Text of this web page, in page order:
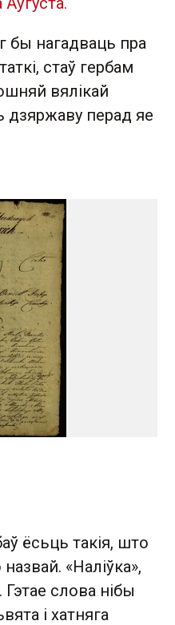
бы нагадваць пра
стаў гербам
вялікай
дзяржаву перад яе
ёсьць такія, што
«Наліўка»,
Гэтае слова нібы
і хатняга